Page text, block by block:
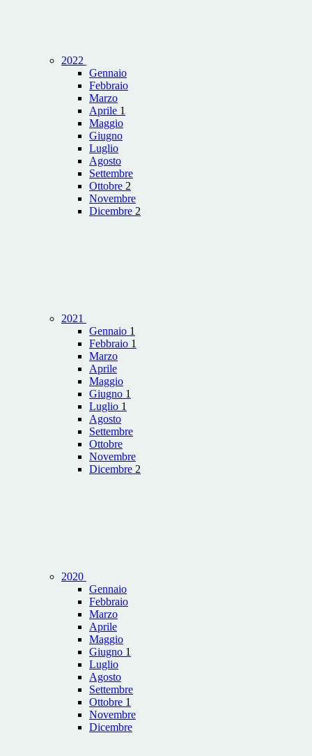
2022
Gennaio
Febbraio
Marzo
Aprile 1
Maggio
Giugno
Luglio
Agosto
Settembre
Ottobre 2
Novembre
Dicembre 2
2021
Gennaio 1
Febbraio 1
Marzo
Aprile
Maggio
Giugno 1
Luglio 1
Agosto
Settembre
Ottobre
Novembre
Dicembre 2
2020
Gennaio
Febbraio
Marzo
Aprile
Maggio
Giugno 1
Luglio
Agosto
Settembre
Ottobre 1
Novembre
Dicembre